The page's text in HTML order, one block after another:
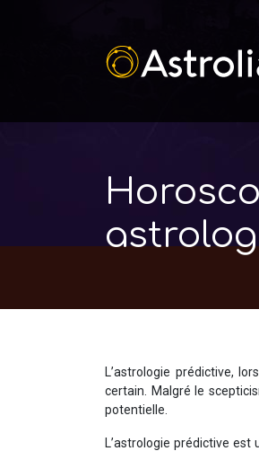
L’astrologie prédictive,
certain. Malgré le
potentielle.
L’astrologie prédictive